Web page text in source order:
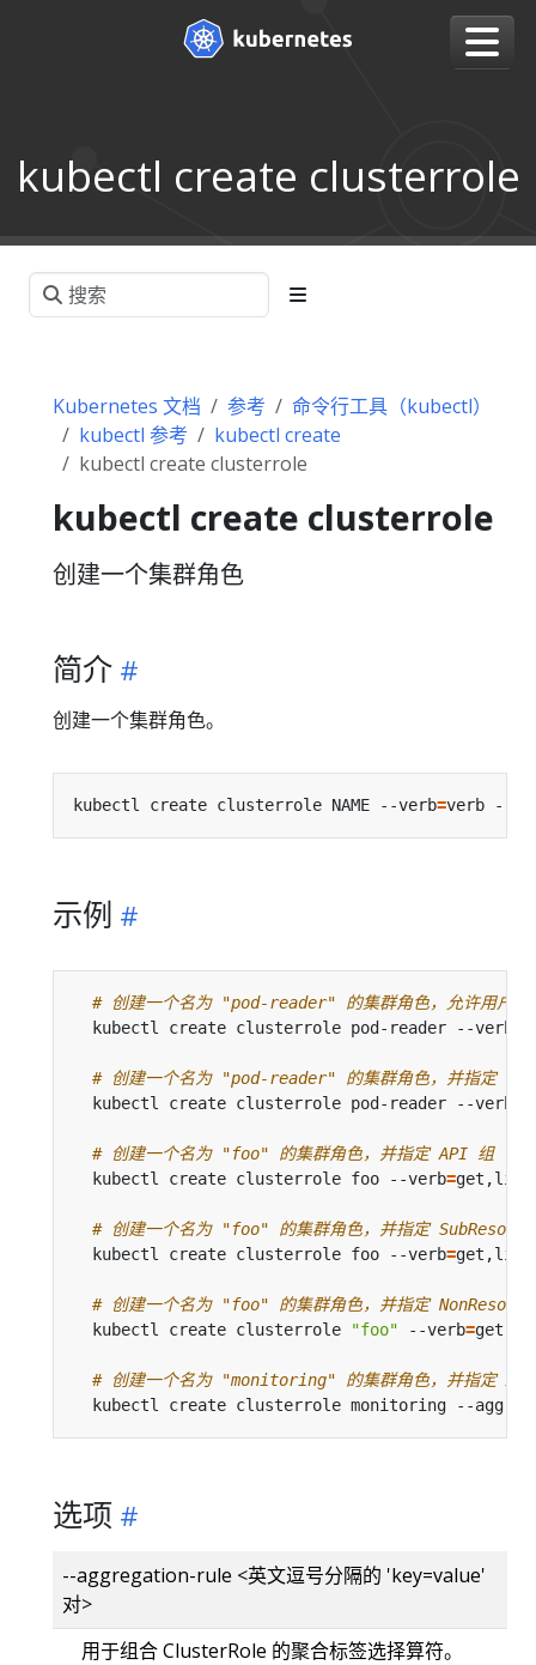
kubectl create clusterrole
Kubernetes 文档 参考
命令行工具（kubectl）
kubectl 参考
kubectl create
kubectl create clusterrole
kubectl create clusterrole
创建一个集群角色
简介
创建一个集群角色。
kubectl create clusterrole NAME --verb=verb --
示例
# 创建一个名为 "pod-reader" 的集群角色，允许用
  kubectl create clusterrole pod-reader --verb
# 创建一个名为 "pod-reader" 的集群角色，并指定
  kubectl create clusterrole pod-reader --verb
# 创建一个名为 "foo" 的集群角色，并指定 API 组
  kubectl create clusterrole foo --verb
=
# 创建一个名为 "foo" 的集群角色，并指定
  kubectl create clusterrole foo --verb
=
# 创建一个名为 "foo" 的集群角色，并指定
  kubectl create clusterrole
"foo" --verb=get --
# 创建一个名为 "monitoring" 的集群角色，并指定
kubectl create clusterrole monitoring --
选项
--aggregation-rule <英文逗号分隔的 'key=value'
对>
用于组合 ClusterRole 的聚合标签选择算符。